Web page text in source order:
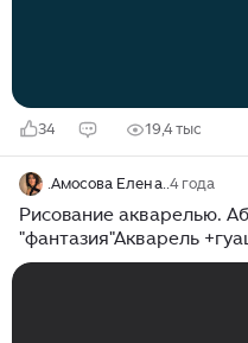
34 19,4 тыс
.Амосова Елена..4 года
Рисование акварелью.
"фантазия"Акварель